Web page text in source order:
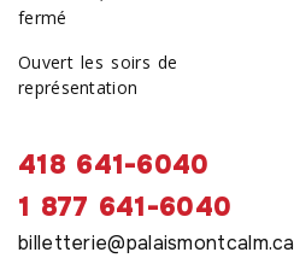
fermé
Ouvert les soirs de
représentation
418 641-6040
1 877 641-6040
billetterie@palaismontcalm.ca